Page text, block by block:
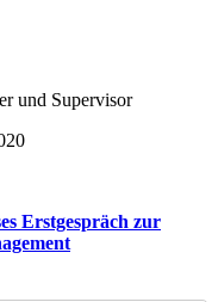
und Supervisor
Erstgespräch zur